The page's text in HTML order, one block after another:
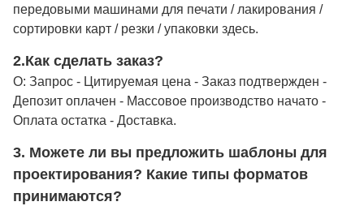
передовыми машинами для печати / лакирования /
сортировки карт / резки / упаковки здесь.
2.Как сделать заказ?
О: Запрос - Цитируемая цена - Заказ подтвержден -
Депозит оплачен - Массовое производство начато -
Оплата остатка - Доставка.
3. Можете ли вы предложить шаблоны для
проектирования? Какие типы форматов
принимаются?